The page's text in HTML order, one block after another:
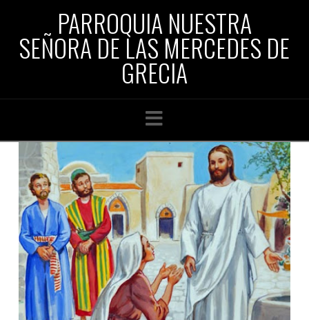
PARROQUIA NUESTRA
SEÑORA DE LAS MERCEDES DE
GRECIA
Navigation